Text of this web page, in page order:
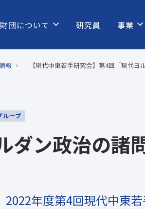
財団について 研究員 事業
報 【現代中東若手研究会】第4回「現代
ループ
ダン政治の諸
2022年度第4回現代中東